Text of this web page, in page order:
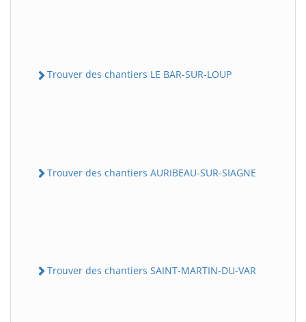
Trouver des chantiers LE BAR-SUR-LOUP
Trouver des chantiers AURIBEAU-SUR-SIAGNE
Trouver des chantiers SAINT-MARTIN-DU-VAR